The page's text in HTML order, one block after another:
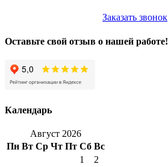
Заказать звонок
Оставьте свой отзыв о нашей работе!
Календарь
Август 2026
Пн Вт Ср Чт Пт Сб Вс
1
2